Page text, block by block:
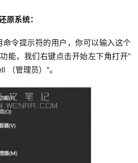
系统：
命令提示符的用户，你可以输入这个
能，我们右键点击开始左下角打开”
管理员）“。